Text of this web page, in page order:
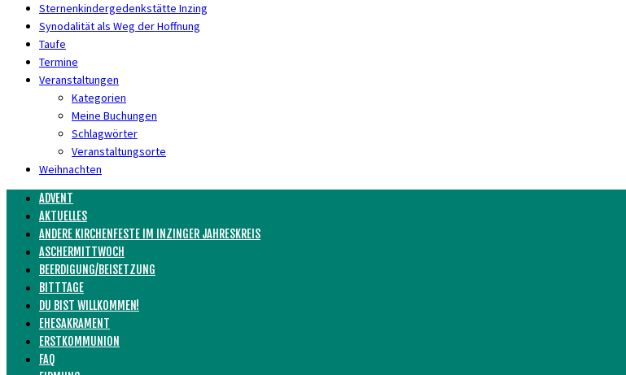
Sternenkindergedenkstätte Inzing
Synodalität als Weg der Hoffnung
Taufe
Termine
Veranstaltungen
Kategorien
Meine Buchungen
Schlagwörter
Veranstaltungsorte
Weihnachten
ADVENT
AKTUELLES
ANDERE KIRCHENFESTE IM INZINGER JAHRESKREIS
ASCHERMITTWOCH
BEERDIGUNG/BEISETZUNG
BITTTAGE
DU BIST WILLKOMMEN!
EHESAKRAMENT
ERSTKOMMUNION
FAQ